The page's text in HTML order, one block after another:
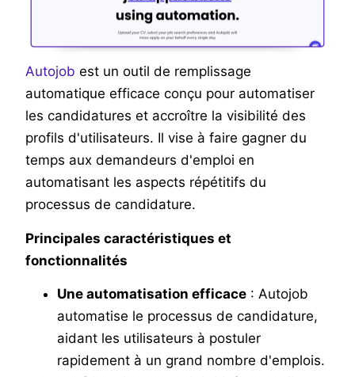
Autojob est un outil de remplissage
automatique efficace conçu pour automatiser
les candidatures et accroître la visibilité des
profils d'utilisateurs. Il vise à faire gagner du
temps aux demandeurs d'emploi en
automatisant les aspects répétitifs du
processus de candidature.
Principales caractéristiques et
fonctionnalités
Une automatisation efficace : Autojob
automatise le processus de candidature,
aidant les utilisateurs à postuler
rapidement à un grand nombre d'emplois.